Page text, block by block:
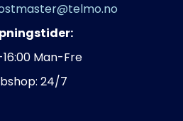
Man-Fre
24/7